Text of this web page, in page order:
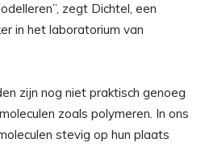
zegt Dichtel, een
in het laboratorium van
zijn nog niet praktisch genoeg
zoals polymeren. In ons
stevig op hun plaats